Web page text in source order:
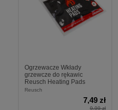
Ogrzewacze Wkłady
grzewcze do rękawic
Reusch Heating Pads
Reusch
7,49 zł
9,99 zł